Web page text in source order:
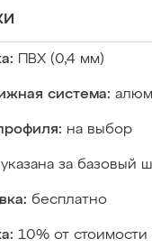
ПВХ (0,4 мм)
система:
на выбор
указана за базовый
бесплатно
10% от стоимости